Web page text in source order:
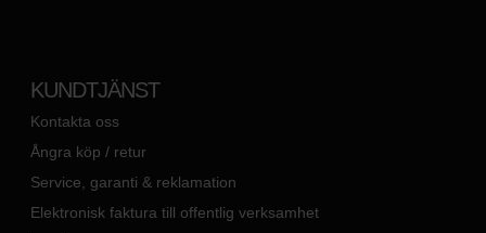
KUNDTJÄNST
Kontakta oss
Ångra köp / retur
Service, garanti & reklamation
Elektronisk faktura till offentlig verksamhet